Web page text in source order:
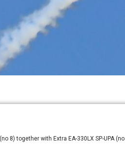
8) together with Extra EA-330LX SP-UPA (no